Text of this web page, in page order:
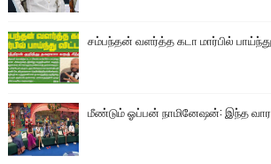
சம்பந்தன் வளர்த்த கடா மார்பில்
மீண்டும் ஓப்பன் நாமினேஷன்: இந்த